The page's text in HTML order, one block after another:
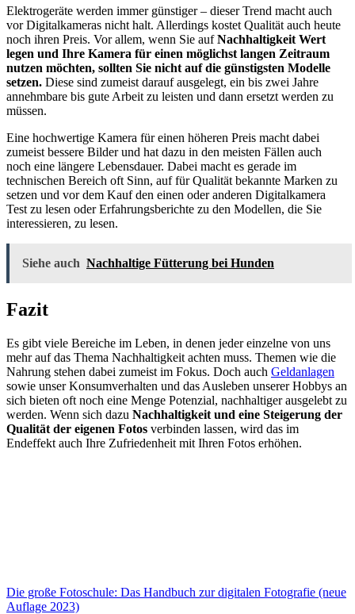
Elektrogeräte werden immer günstiger – dieser Trend macht auch
vor Digitalkameras nicht halt. Allerdings kostet Qualität auch heute
noch ihren Preis. Vor allem, wenn Sie aufNachhaltigkeit Wert
legen und Ihre Kamera für einen möglichst langen Zeitraum
nutzen möchten, sollten Sie nicht auf die günstigsten Modelle
setzen. Diese sind zumeist darauf ausgelegt, ein bis zwei Jahre
annehmbare bis gute Arbeit zu leisten und dann ersetzt werden zu
müssen.
Eine hochwertige Kamera für einen höheren Preis macht dabei
zumeist bessere Bilder und hat dazu in den meisten Fällen auch
noch eine längere Lebensdauer. Dabei macht es gerade im
technischen Bereich oft Sinn, auf für Qualität bekannte Marken zu
setzen und vor dem Kauf den einen oder anderen Digitalkamera
Test zu lesen oder Erfahrungsberichte zu den Modellen, die Sie
interessieren, zu lesen.
Siehe auch Nachhaltige Fütterung bei Hunden
Fazit
Es gibt viele Bereiche im Leben, in denen jeder einzelne von uns
mehr auf das Thema Nachhaltigkeit achten muss. Themen wie die
Nahrung stehen dabei zumeist im Fokus. Doch auch Geldanlagen
sowie unser Konsumverhalten und das Ausleben unserer Hobbys an
sich bieten oft noch eine Menge Potenzial, nachhaltiger ausgelebt zu
werden. Wenn sich dazu Nachhaltigkeit und eine Steigerung der
Qualität der eigenen Fotos verbinden lassen, wird das im
Endeffekt auch Ihre Zufriedenheit mit Ihren Fotos erhöhen.
Die große Fotoschule: Das Handbuch zur digitalen Fotografie (neue
Auflage 2023)